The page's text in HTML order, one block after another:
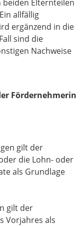
beiden Elternteilen
allfällig
ergänzend in die
sind die
Nachweise
Fördernehmerin
gilt der
die Lohn- oder
als Grundlage
gilt der
Vorjahres als